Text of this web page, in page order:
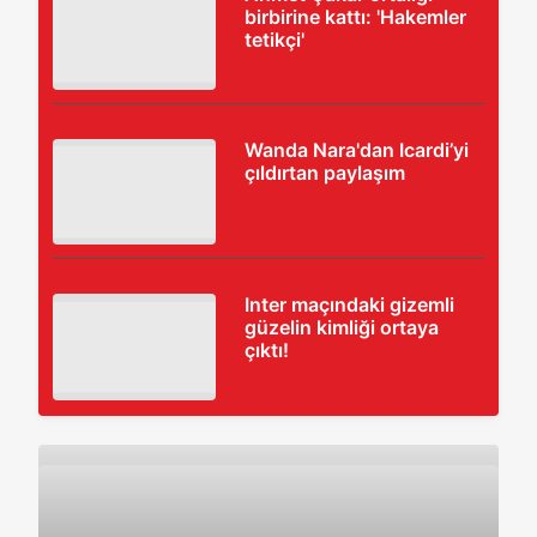
birbirine kattı: 'Hakemler
tetikçi'
Wanda Nara'dan Icardi’yi
çıldırtan paylaşım
Inter maçındaki gizemli
güzelin kimliği ortaya
çıktı!